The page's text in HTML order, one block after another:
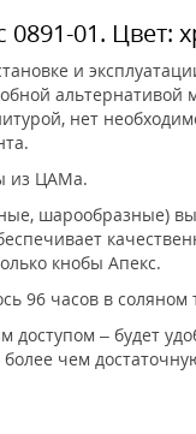
01. Цвет:
и
нет
из ЦАМа.
шарообразные)
кнобы Апекс.
96 часов в
– будет
чем